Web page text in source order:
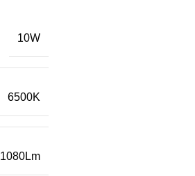
10W
6500K
1080Lm